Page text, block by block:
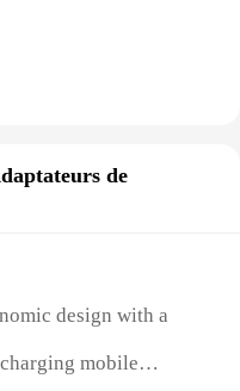
de
design with a
mobile